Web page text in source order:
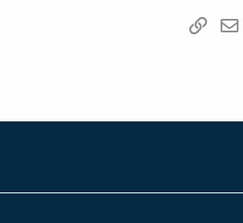
WhatsAppדואר אלקטרוני